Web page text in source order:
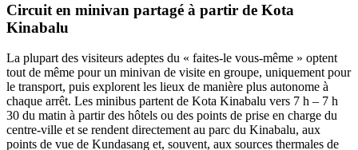
Circuit en minivan partagé à partir de Kota
Kinabalu
La plupart des visiteurs adeptes du « faites-le vous-même » optent
tout de même pour un minivan de visite en groupe, uniquement pour
le transport, puis explorent les lieux de manière plus autonome à
chaque arrêt. Les minibus partent de Kota Kinabalu vers 7 h – 7 h
30 du matin à partir des hôtels ou des points de prise en charge du
centre-ville et se rendent directement au parc du Kinabalu, aux
points de vue de Kundasang et, souvent, aux sources thermales de